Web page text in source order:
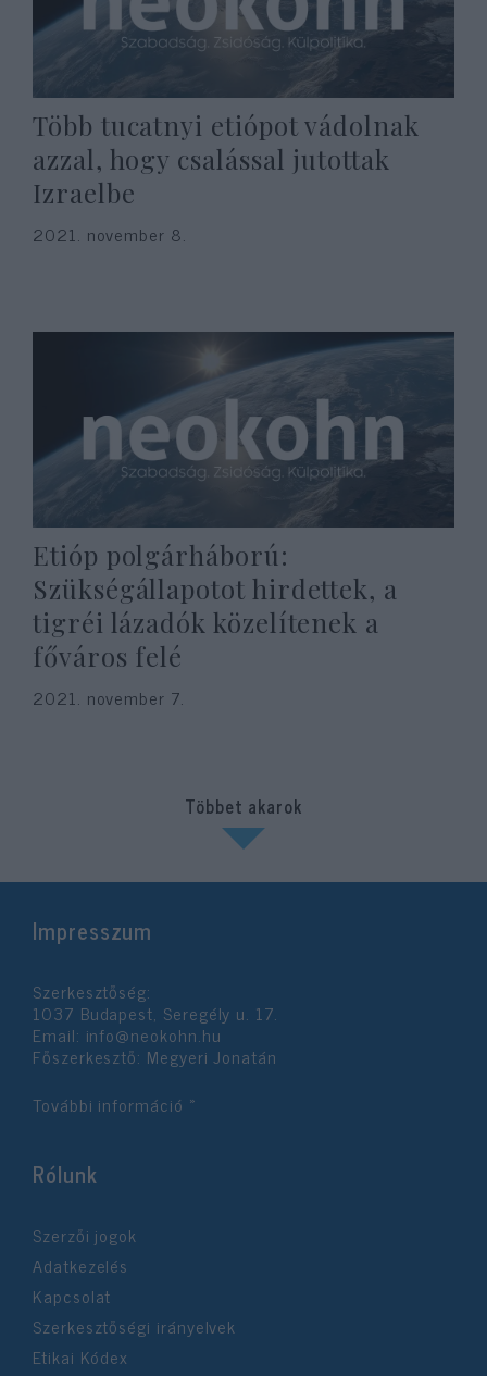
Több tucatnyi etiópot vádolnak
azzal, hogy csalással jutottak
Izraelbe
2021. november 8.
Etióp polgárháború:
Szükségállapotot hirdettek, a
tigréi lázadók közelítenek a
főváros felé
2021. november 7.
Többet akarok
Impresszum
Szerkesztőség:
1037 Budapest, Seregély u. 17.
Email: info@neokohn.hu
Főszerkesztő: Megyeri Jonatán
További információ »
Rólunk
Szerzői jogok
Adatkezelés
Kapcsolat
Szerkesztőségi irányelvek
Etikai Kódex